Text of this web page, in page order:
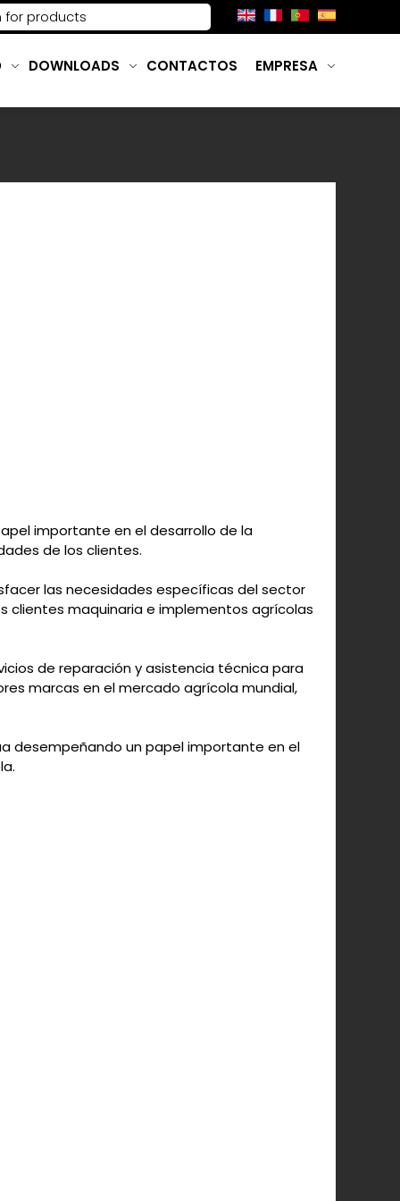
DOWNLOADS CONTACTOS EMPRESA
importante en el desarrollo de la
de los clientes.
las necesidades específicas del sector
clientes maquinaria e implementos agrícolas
de reparación y asistencia técnica para
marcas en el mercado agrícola mundial,
desempeñando un papel importante en el